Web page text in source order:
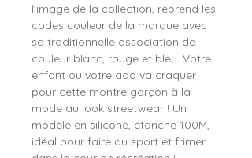
l'image de la collection, reprend les
codes couleur de la marque avec
sa traditionnelle association de
couleur blanc, rouge et bleu. Votre
enfant ou votre ado va craquer
pour cette montre garçon à la
mode au look streetwear ! Un
modèle en silicone, étanche 100M,
idéal pour faire du sport et frimer